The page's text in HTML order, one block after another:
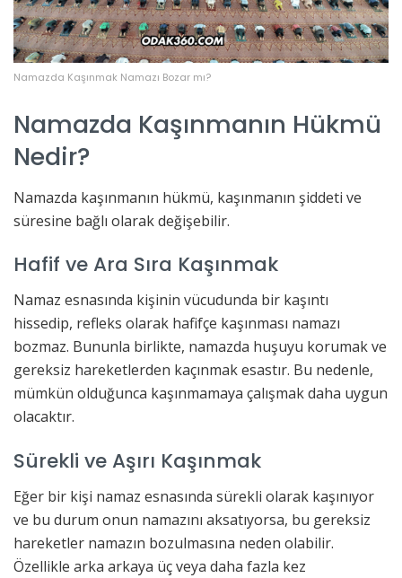
Namazda Kaşınmak Namazı Bozar mı?
Namazda Kaşınmanın Hükmü
Nedir?
Namazda kaşınmanın hükmü, kaşınmanın şiddeti ve
süresine bağlı olarak değişebilir.
Hafif ve Ara Sıra Kaşınmak
Namaz esnasında kişinin vücudunda bir kaşıntı
hissedip, refleks olarak hafifçe kaşınması namazı
bozmaz. Bununla birlikte, namazda huşuyu korumak ve
gereksiz hareketlerden kaçınmak esastır. Bu nedenle,
mümkün olduğunca kaşınmamaya çalışmak daha uygun
olacaktır.
Sürekli ve Aşırı Kaşınmak
Eğer bir kişi namaz esnasında sürekli olarak kaşınıyor
ve bu durum onun namazını aksatıyorsa, bu gereksiz
hareketler namazın bozulmasına neden olabilir.
Özellikle arka arkaya üç veya daha fazla kez